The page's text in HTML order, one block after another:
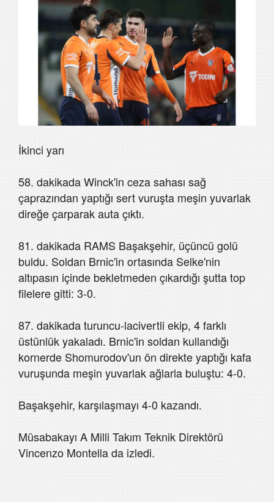
İkinci yarı
58. dakikada Winck'in ceza sahası sağ
çaprazından yaptığı sert vuruşta meşin yuvarlak
direğe çarparak auta çıktı.
81. dakikada RAMS Başakşehir, üçüncü golü
buldu. Soldan Brnic'in ortasında Selke'nin
altıpasın içinde bekletmeden çıkardığı şutta top
filelere gitti: 3-0.
87. dakikada turuncu-lacivertli ekip, 4 farklı
üstünlük yakaladı. Brnic'in soldan kullandığı
kornerde Shomurodov'un ön direkte yaptığı kafa
vuruşunda meşin yuvarlak ağlarla buluştu: 4-0.
Başakşehir, karşılaşmayı 4-0 kazandı.
Müsabakayı A Milli Takım Teknik Direktörü
Vincenzo Montella da izledi.